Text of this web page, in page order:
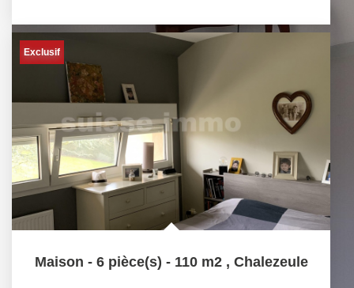
Exclusif
Maison - 6 pièce(s) - 110 m2 , Chalezeule